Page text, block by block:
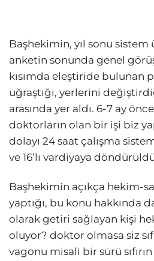
Başhekimin, yıl sonu
anketin sonunda genel
kısımda eleştiride bulunan
uğraştığı, yerlerini
arasında yer aldı. 6-7 ay
doktorların olan bir işi biz
dolayı 24 saat çalışma
ve 16’lı vardiyaya
Başhekimin açıkça hekim-
yaptığı, bu konu hakkında
olarak getiri sağlayan kişi
oluyor? doktor olmasa siz
vagonu misali bir sürü